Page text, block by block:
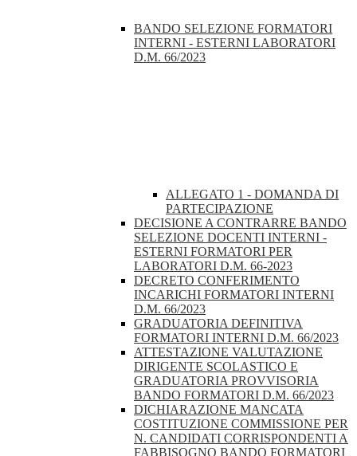
BANDO SELEZIONE FORMATORI
INTERNI - ESTERNI LABORATORI
D.M. 66/2023
ALLEGATO 1 - DOMANDA DI
PARTECIPAZIONE
DECISIONE A CONTRARRE BANDO
SELEZIONE DOCENTI INTERNI -
ESTERNI FORMATORI PER
LABORATORI D.M. 66-2023
DECRETO CONFERIMENTO
INCARICHI FORMATORI INTERNI
D.M. 66/2023
GRADUATORIA DEFINITIVA
FORMATORI INTERNI D.M. 66/2023
ATTESTAZIONE VALUTAZIONE
DIRIGENTE SCOLASTICO E
GRADUATORIA PROVVISORIA
BANDO FORMATORI D.M. 66/2023
DICHIARAZIONE MANCATA
COSTITUZIONE COMMISSIONE PER
N. CANDIDATI CORRISPONDENTI A
FABBISOGNO BANDO FORMATORI